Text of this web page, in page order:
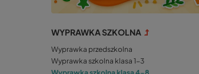
WYPRAWKA SZKOLNA
Wyprawka przedszkolna
Wyprawka szkolna klasa 1-3